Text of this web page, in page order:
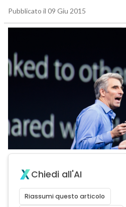
Pubblicato il 09 Giu 2015
Chiedi all'AI
Riassumi questo articolo